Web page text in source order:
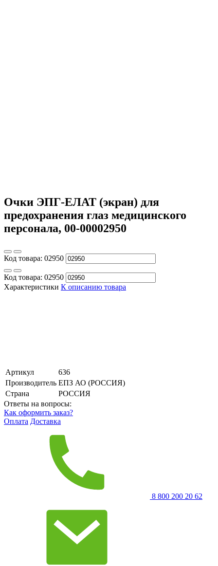
Очки ЭПГ-ЕЛАТ (экран) для
предохранения глаз медицинского
персонала, 00-00002950
Код товара: 02950
Код товара: 02950
Характеристики К описанию товара
Артикул
636
Производитель ЕПЗ АО (РОССИЯ)
Страна
РОССИЯ
Ответы на вопросы:
Как оформить заказ?
Оплата Доставка
8 800 200 20 62